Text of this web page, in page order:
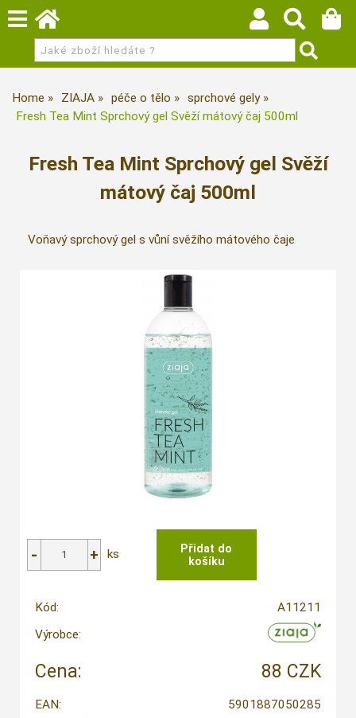
Home ZIAJA péče o tělo
sprchové gely
Fresh Tea Mint Sprchový gel Svěží mátový čaj 500ml
Fresh Tea Mint Sprchový gel Svěží
mátový čaj 500ml
Voňavý sprchový gel s vůní svěžího mátového čaje
ks
Kód:
A11211
Výrobce:
Cena: 88 CZK
EAN:
5901887050285